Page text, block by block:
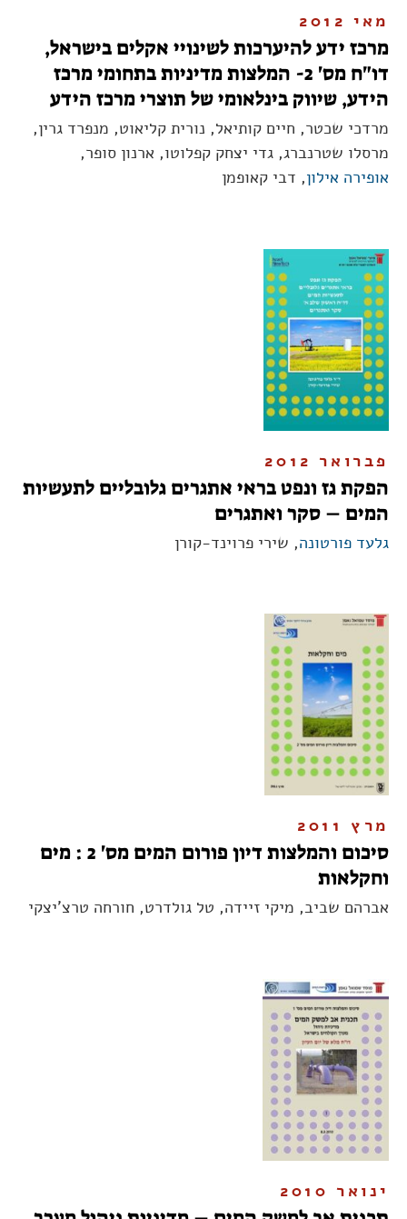
מאי 2012
מרכז ידע להיערכות לשינויי אקלים בישראל,
דו"ח מס' 2- המלצות מדיניות בתחומי מרכז
הידע, שיווק בינלאומי של תוצרי מרכז הידע
מרדכי שכטר, חיים קותיאל, נורית קליאוט, מנפרד גרין,
מרסלו שטרנברג, גדי יצחק קפלוטו, ארנון סופר,
אופירה אילון, דבי קאופמן
פברואר 2012
הפקת גז ונפט בראי אתגרים גלובליים לתעשיות
המים – סקר ואתגרים
גלעד פורטונה, שירי פרוינד-קורן
מרץ 2011
סיכום והמלצות דיון פורום המים מס' 2 : מים
וחקלאות
אברהם שביב, מיקי זיידה, טל גולדרט, חורחה טרצ'יצקי
ינואר 2010